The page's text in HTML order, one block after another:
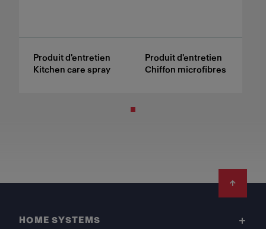
Produit d'entretien
Kitchen care spray
Produit d'entretien
Chiffon microfibres
HOME SYSTEMS